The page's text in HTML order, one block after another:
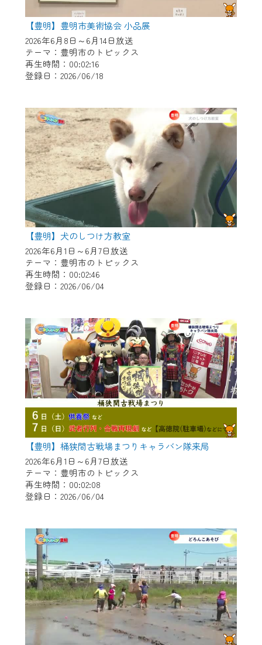
【豊明】豊明市美術協会 小品展
2026年6月8日～6月14日放送
テーマ：豊明市のトピックス
再生時間：00:02:16
登録日：2026/06/18
【豊明】犬のしつけ方教室
2026年6月1日～6月7日放送
テーマ：豊明市のトピックス
再生時間：00:02:46
登録日：2026/06/04
【豊明】桶狭間古戦場まつりキャラバン隊来局
2026年6月1日～6月7日放送
テーマ：豊明市のトピックス
再生時間：00:02:08
登録日：2026/06/04